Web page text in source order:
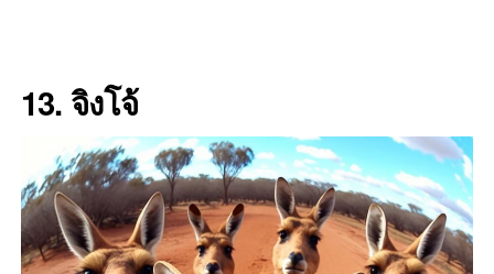
13. จิงโจ้